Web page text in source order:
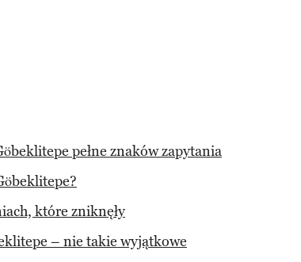
pełne znaków zapytania
które zniknęły
– nie takie wyjątkowe